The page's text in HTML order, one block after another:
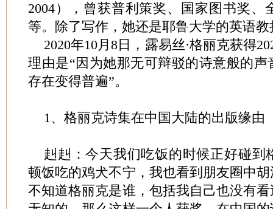
2004），曾获普利策奖、国家图书奖、
等。除了写作，她还是耶鲁大学的英语教
2020年10月8日，露易丝·格丽克获得
理由是“因为她那无可辩驳的诗意般的
存在变得普遍”。
1、格丽克诗集在中国大陆的出版缘由
赳赳：今天我们吃饭的时候正好碰到
顿饭吃的鸡犬不宁，我也看到朋友圈中
不知道格丽克是谁，包括我自己也没有